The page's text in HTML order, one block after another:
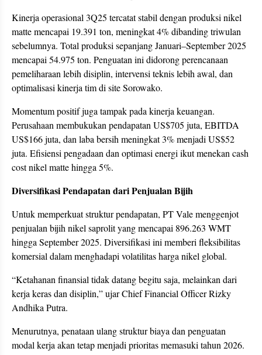
Kinerja operasional 3Q25 tercatat stabil dengan produksi nikel
matte mencapai 19.391 ton, meningkat 4% dibanding triwulan
sebelumnya. Total produksi sepanjang Januari–September 2025
mencapai 54.975 ton. Penguatan ini didorong perencanaan
pemeliharaan lebih disiplin, intervensi teknis lebih awal, dan
optimalisasi kinerja tim di site Sorowako.
Momentum positif juga tampak pada kinerja keuangan.
Perusahaan membukukan pendapatan US$705 juta, EBITDA
US$166 juta, dan laba bersih meningkat 3% menjadi US$52
juta. Efisiensi pengadaan dan optimasi energi ikut menekan cash
cost nikel matte hingga 5%.
Diversifikasi Pendapatan dari Penjualan Bijih
Untuk memperkuat struktur pendapatan, PT Vale menggenjot
penjualan bijih nikel saprolit yang mencapai 896.263 WMT
hingga September 2025. Diversifikasi ini memberi fleksibilitas
komersial dalam menghadapi volatilitas harga nikel global.
“Ketahanan finansial tidak datang begitu saja, melainkan dari
kerja keras dan disiplin,” ujar Chief Financial Officer Rizky
Andhika Putra.
Menurutnya, penataan ulang struktur biaya dan penguatan
modal kerja akan tetap menjadi prioritas memasuki tahun 2026.